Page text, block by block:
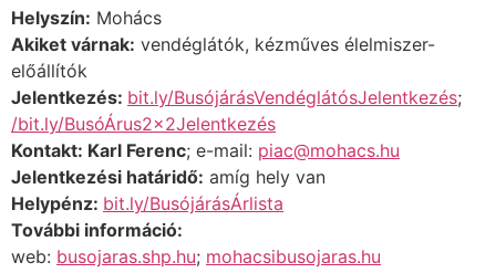
Helyszín: Mohács
Akiket várnak: vendéglátók, kézműves élelmiszer-
előállítók
Jelentkezés: bit.ly/BusójárásVendéglátósJelentkezés;
/bit.ly/BusóÁrus2x2Jelentkezés
Kontakt: Karl Ferenc; e-mail: piac@mohacs.hu
Jelentkezési határidő: amíg hely van
Helypénz: bit.ly/BusójárásÁrlista
További információ:
web: busojaras.shp.hu; mohacsibusojaras.hu